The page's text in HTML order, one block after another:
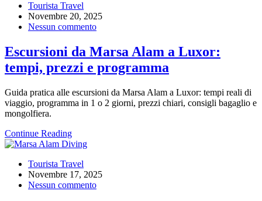
viaggio
sull’Egitto
Tourista Travel
Novembre 20, 2025
Nessun commento
Escursioni da Marsa Alam a Luxor:
tempi, prezzi e programma
Guida pratica alle escursioni da Marsa Alam a Luxor: tempi reali di
viaggio, programma in 1 o 2 giorni, prezzi chiari, consigli bagaglio e
mongolfiera.
Continue Reading
Tourista Travel
Novembre 17, 2025
Nessun commento